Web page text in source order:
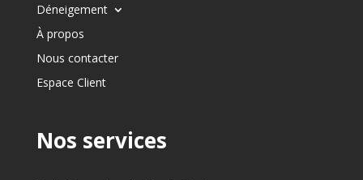
Déneigement
À propos
Nous contacter
Espace Client
Nos services